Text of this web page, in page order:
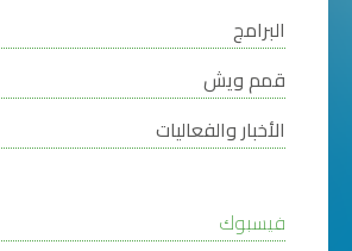
البرامج
قمم ويش
الأخبار والفعاليات
فيسبوك